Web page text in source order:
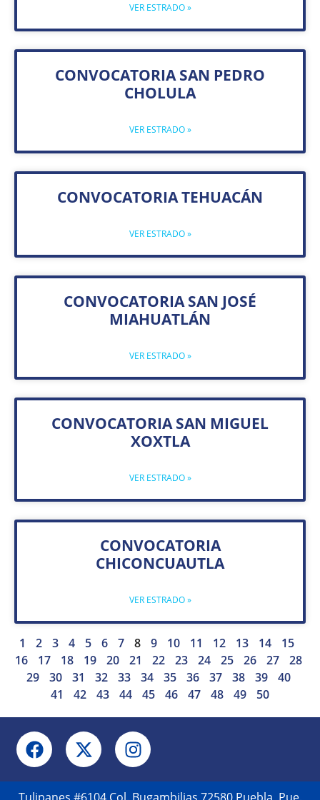
VER ESTRADO »
CONVOCATORIA SAN PEDRO
CHOLULA
VER ESTRADO »
CONVOCATORIA TEHUACÁN
VER ESTRADO »
CONVOCATORIA SAN JOSÉ
MIAHUATLÁN
VER ESTRADO »
CONVOCATORIA SAN MIGUEL
XOXTLA
VER ESTRADO »
CONVOCATORIA
CHICONCUAUTLA
VER ESTRADO »
1 2 3 4 5 6 7 8 9 10 11 12 13 14
15
16
17 18 19 20 21 22 23 24 25 26 27
28
29
30 31 32 33 34 35 36 37 38 39
40
41
42 43 44 45 46 47 48 49 50